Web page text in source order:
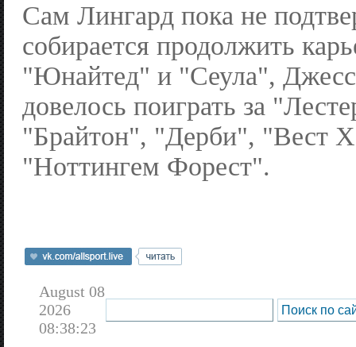
Сам Лингард пока не
собирается продолжить
"Юнайтед" и "Сеула",
довелось поиграть за
"Брайтон", "Дерби", "Вест
"Ноттингем Форест".
August 08
2026
08:38:23